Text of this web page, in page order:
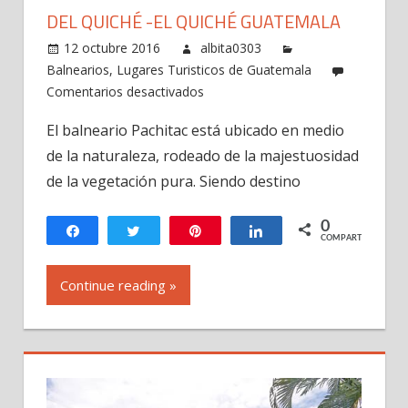
DEL QUICHÉ -EL QUICHÉ GUATEMALA
12 octubre 2016
albita0303
Balnearios, Lugares Turisticos de Guatemala
Comentarios desactivados
Pachitac,
Santa
Cruz
Quiché
-
El balneario Pachitac está ubicado en medio
de la naturaleza, rodeado de la majestuosidad
de la vegetación pura. Siendo destino
Compartir Twittear Compartir
0
COMPARTIR
Continue reading »